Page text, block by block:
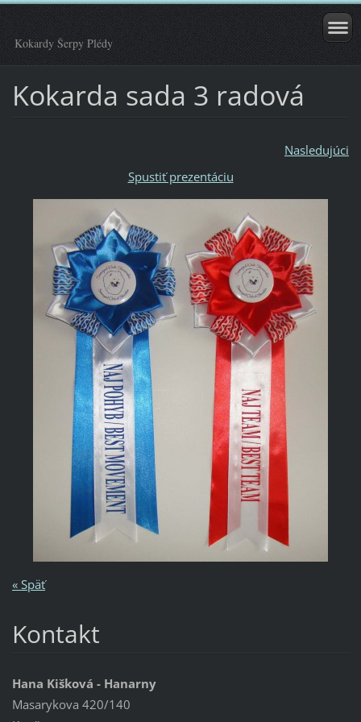
Kokardy Šerpy Plédy
Kokarda sada 3 radová
Nasledujúci
Spustiť prezentáciu
« Späť
Kontakt
Hana Kišková - Hanarny
Masarykova 420/140